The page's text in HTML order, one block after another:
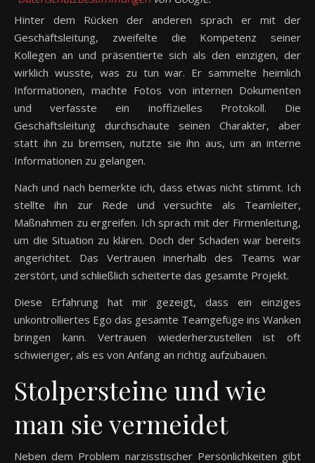
Hinter dem Rücken der anderen sprach er mit der
Geschäftsleitung, zweifelte die Kompetenz seiner
Kollegen an und präsentierte sich als den einzigen, der
wirklich wusste, was zu tun war. Er sammelte heimlich
Informationen, machte Fotos von internen Dokumenten
und verfasste ein inoffizielles Protokoll. Die
Geschäftsleitung durchschaute seinen Charakter, aber
statt ihn zu bremsen, nutzte sie ihn aus, um an interne
Informationen zu gelangen.
Nach und nach bemerkte ich, dass etwas nicht stimmt. Ich
stellte ihn zur Rede und versuchte als Teamleiter,
Maßnahmen zu ergreifen. Ich sprach mit der Firmenleitung,
um die Situation zu klären. Doch der Schaden war bereits
angerichtet. Das Vertrauen innerhalb des Teams war
zerstört, und schließlich scheiterte das gesamte Projekt.
Diese Erfahrung hat mir gezeigt, dass ein einziges
unkontrolliertes Ego das gesamte Teamgefüge ins Wanken
bringen kann. Vertrauen wiederherzustellen ist oft
schwieriger, als es von Anfang an richtig aufzubauen.
Stolpersteine und wie
man sie vermeidet
Neben dem Problem narzisstischer Persönlichkeiten gibt